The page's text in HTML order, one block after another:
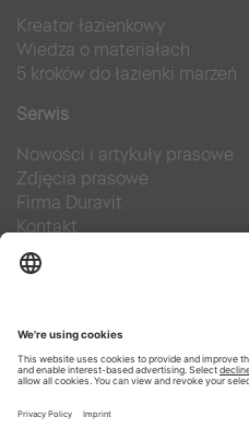
Kreator łazienkowy
Wiedza o materiałach
5 kroków do łazienki marzeń
Serwis
Nowości i artykuły prasowe
Zdjęcia prasowe
Firma Duravit
Kontakt
Najczęściej zadawane pytania
Facebook
Pinterest
YouTube